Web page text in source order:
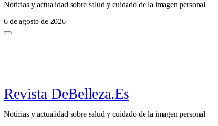
Noticias y actualidad sobre salud y cuidado de la imagen personal
6 de agosto de 2026
Revista DeBelleza.Es
Noticias y actualidad sobre salud y cuidado de la imagen personal